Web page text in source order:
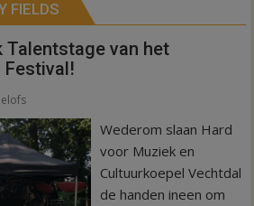
FIELDS
Talentstage van het
Festival!
Wederom slaan Hard
voor Muziek en
Cultuurkoepel Vechtdal
de handen ineen om